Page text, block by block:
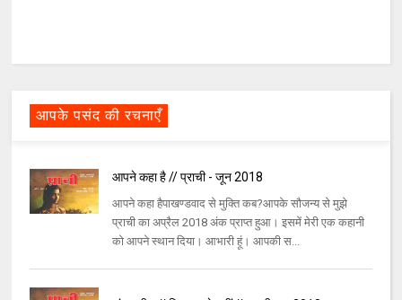
आपके पसंद की रचनाएँ
आपने कहा है // प्राची - जून 2018
आपने कहा हैपाखण्डवाद से मुक्ति कब?आपके सौजन्य से मुझे
प्राची का अप्रैल 2018 अंक प्राप्त हुआ। इसमें मेरी एक कहानी
को आपने स्थान दिया। आभारी हूं। आपकी स...